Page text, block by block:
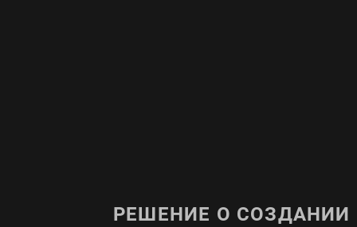
РЕШЕНИЕ О СОЗДАНИИ